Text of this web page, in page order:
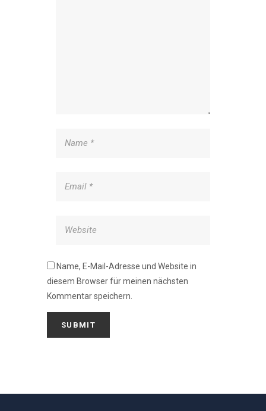
Name, E-Mail-Adresse und Website in
diesem Browser für meinen nächsten
Kommentar speichern.